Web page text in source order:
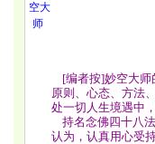
空大
师
[编者按]妙空大师
原则、心态、方法
处一切人生境遇中
持名念佛四十八
认为，认真用心受